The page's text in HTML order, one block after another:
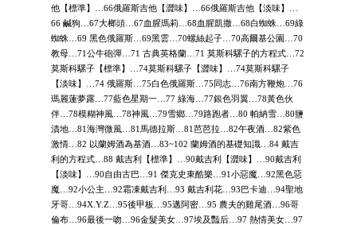
他【標準】…66俄羅斯吉他【澀味】…66俄羅斯吉他【淡味】…
66 鹹狗…67大榔頭…67血腥瑪莉…68血腥凱撒…68白蜘蛛…69綠
蜘蛛…69 黑色俄羅斯…69黑雲…70螺絲起子…70高爾基公園…70
教母…71公牛砲彈…71 古典英格蘭…71 莫斯科騾子的方程式…72
莫斯科騾子【標準】…74莫斯科騾子【澀味】…74莫斯科騾子
【淡味】…74 俄羅斯…75白色俄羅斯…75同志…76南方鞭炮…76
瑪麗蓮夢露…77藍色星期一…77 綠海…77銀色羽翼…78黃色伙
伴…78模糊神風…78神風…79雪鄉…79路跑者…80 帕納雪…80鹽
漬地…81海灣微風…81馬德拉斯…81芭芭拉…82午夜酒…82紫色
激情…82 以蘭姆酒為基酒…83~102 蘭姆酒的基礎知識…84 戴吉
利的方程式…88 戴吉利【標準】…90戴吉利【澀味】…90戴吉利
【淡味】…90自由古巴…91 傑克史東酷樂…91小惡魔…92黑色惡
魔…92小公主…92霜凍戴吉利…93 戴吉利花…93巴卡迪…94聖地
牙哥…94X.Y.Z…95後甲板…95邁阿密…95 農夫的雞尾酒…96哥
倫布…96最後一吻…96金髮美女…97埃及豔后…97 熱情美女…97